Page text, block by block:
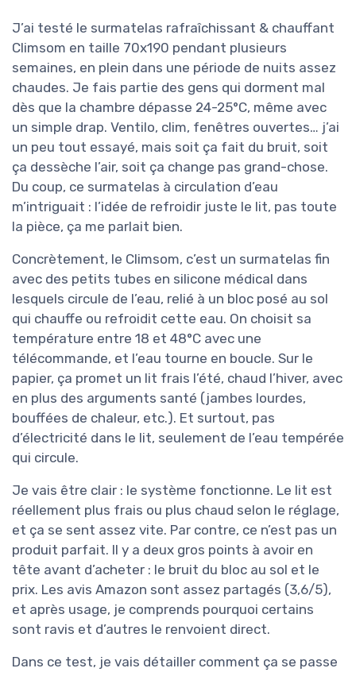
J’ai testé le surmatelas rafraîchissant & chauffant
Climsom en taille 70x190 pendant plusieurs
semaines, en plein dans une période de nuits assez
chaudes. Je fais partie des gens qui dorment mal
dès que la chambre dépasse 24-25°C, même avec
un simple drap. Ventilo, clim, fenêtres ouvertes… j’ai
un peu tout essayé, mais soit ça fait du bruit, soit
ça dessèche l’air, soit ça change pas grand-chose.
Du coup, ce surmatelas à circulation d’eau
m’intriguait : l’idée de refroidir juste le lit, pas toute
la pièce, ça me parlait bien.
Concrètement, le Climsom, c’est un surmatelas fin
avec des petits tubes en silicone médical dans
lesquels circule de l’eau, relié à un bloc posé au sol
qui chauffe ou refroidit cette eau. On choisit sa
température entre 18 et 48°C avec une
télécommande, et l’eau tourne en boucle. Sur le
papier, ça promet un lit frais l’été, chaud l’hiver, avec
en plus des arguments santé (jambes lourdes,
bouffées de chaleur, etc.). Et surtout, pas
d’électricité dans le lit, seulement de l’eau tempérée
qui circule.
Je vais être clair : le système fonctionne. Le lit est
réellement plus frais ou plus chaud selon le réglage,
et ça se sent assez vite. Par contre, ce n’est pas un
produit parfait. Il y a deux gros points à avoir en
tête avant d’acheter : le bruit du bloc au sol et le
prix. Les avis Amazon sont assez partagés (3,6/5),
et après usage, je comprends pourquoi certains
sont ravis et d’autres le renvoient direct.
Dans ce test, je vais détailler comment ça se passe